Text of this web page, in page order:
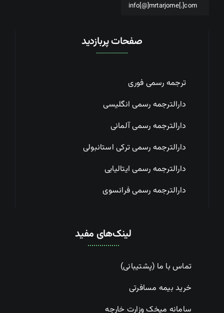
info[@]mrtarjome[.]com
صفحات پربازدید
ترجمه رسمی فوری
دارالترجمه رسمی انگلیسی
دارالترجمه رسمی آلمانی
دارالترجمه رسمی ترکی استانبولی
دارالترجمه رسمی ایتالیایی
دارالترجمه رسمی فرانسوی
لینک‌های مفید
تماس با ما (پشتیبانی)
خرید بیمه مسافرتی
سامانه میخک وزارت خارجه